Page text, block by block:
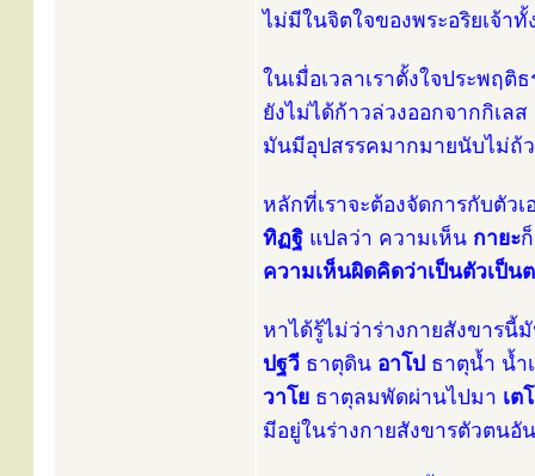
ไม่มีในจิตใจของพระอริยเจ้าทั้
ในเมื่อเวลาเราตั้งใจประพฤติ
ยังไม่ได้ก้าวล่วงออกจากกิเลส
มันมีอุปสรรคมากมายนับไม่ถ้
หลักที่เราจะต้องจัดการกับตัวเ
ทิฏฐิ แปลว่า ความเห็น กายะ
ความเห็นผิดคิดว่าเป็นตัวเป็น
หาได้รู้ไม่ว่าร่างกายสังขารนี้
ปฐวี ธาตุดิน อาโป ธาตุน้ำ น้ำ
วาโย ธาตุลมพัดผ่านไปมา เต
มีอยู่ในร่างกายสังขารตัวตนอั